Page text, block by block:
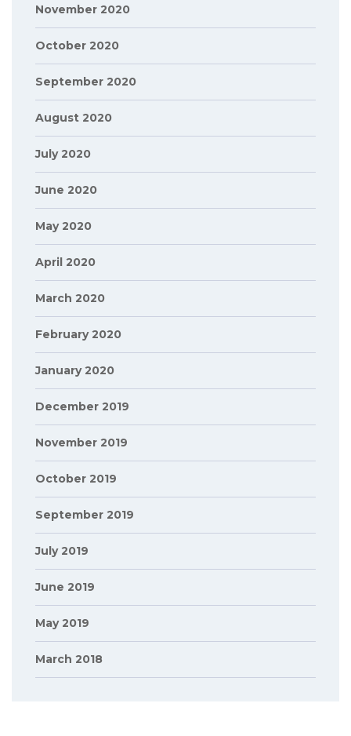
November 2020
October 2020
September 2020
August 2020
July 2020
June 2020
May 2020
April 2020
March 2020
February 2020
January 2020
December 2019
November 2019
October 2019
September 2019
July 2019
June 2019
May 2019
March 2018